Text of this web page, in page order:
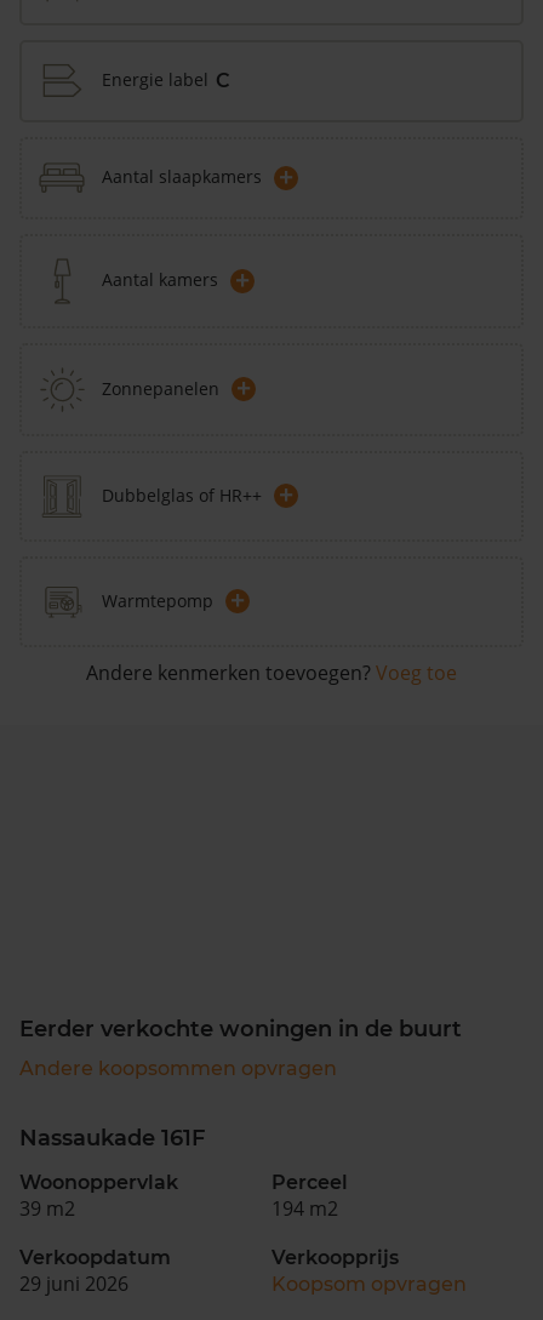
Energie label C
Aantal slaapkamers +
Aantal kamers +
Zonnepanelen +
Dubbelglas of HR++ +
Warmtepomp +
Andere kenmerken toevoegen? Voeg toe
Eerder verkochte woningen in de buurt
Andere koopsommen opvragen
Nassaukade 161F
Woonoppervlak
39 m2
Perceel
194 m2
Verkoopdatum
29 juni 2026
Verkoopprijs
Koopsom opvragen